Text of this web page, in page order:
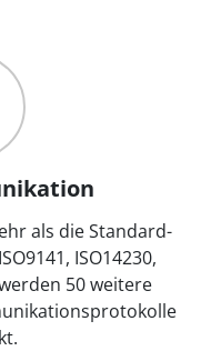
als die Standard-
ISO14230,
50 weitere